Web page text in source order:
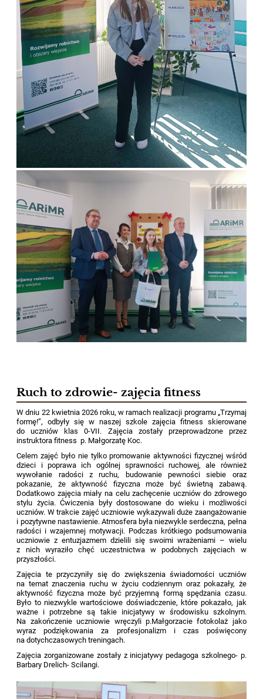
Ruch to zdrowie- zajęcia fitness
W dniu 22 kwietnia 2026 roku, w ramach realizacji programu „Trzymaj
formę!”, odbyły się w naszej szkole zajęcia fitness skierowane
do uczniów klas 0-VII. Zajęcia zostały przeprowadzone przez
instruktora fitness p. Małgorzatę Koc.
Celem zajęć było nie tylko promowanie aktywności fizycznej wśród
dzieci i poprawa ich ogólnej sprawności ruchowej, ale również
wywołanie radości z ruchu, budowanie pewności siebie oraz
pokazanie, że aktywność fizyczna może być świetną zabawą.
Dodatkowo zajęcia miały na celu zachęcenie uczniów do zdrowego
stylu życia. Ćwiczenia były dostosowane do wieku i możliwości
uczniów. W trakcie zajęć uczniowie wykazywali duże zaangażowanie
i pozytywne nastawienie. Atmosfera była niezwykle serdeczna, pełna
radości i wzajemnej motywacji. Podczas krótkiego podsumowania
uczniowie z entuzjazmem dzielili się swoimi wrażeniami – wielu
z nich wyraziło chęć uczestnictwa w podobnych zajęciach w
przyszłości.
Zajęcia te przyczyniły się do zwiększenia świadomości uczniów
na temat znaczenia ruchu w życiu codziennym oraz pokazały, że
aktywność fizyczna może być przyjemną formą spędzania czasu.
Było to niezwykle wartościowe doświadczenie, które pokazało, jak
ważne i potrzebne są takie inicjatywy w środowisku szkolnym.
Na zakończenie uczniowie wręczyli p.Małgorzacie fotokolaż jako
wyraz podziękowania za profesjonalizm i czas poświęcony
na dotychczasowych treningach.
Zajęcia zorganizowane zostały z inicjatywy pedagoga szkolnego- p.
Barbary Drelich- Scilangi.